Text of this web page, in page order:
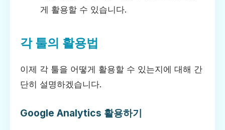
게 활용할 수 있습니다.
각 툴의 활용법
이제 각 툴을 어떻게 활용할 수 있는지에 대해 간
단히 설명하겠습니다.
Google Analytics 활용하기